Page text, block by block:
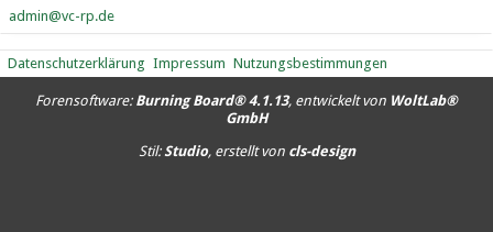
admin@vc-rp.de
Datenschutzerklärung Impressum Nutzungsbestimmungen
Forensoftware: Burning Board® 4.1.13, entwickelt von WoltLab®
GmbH
Stil:Studio, erstellt von cls-design